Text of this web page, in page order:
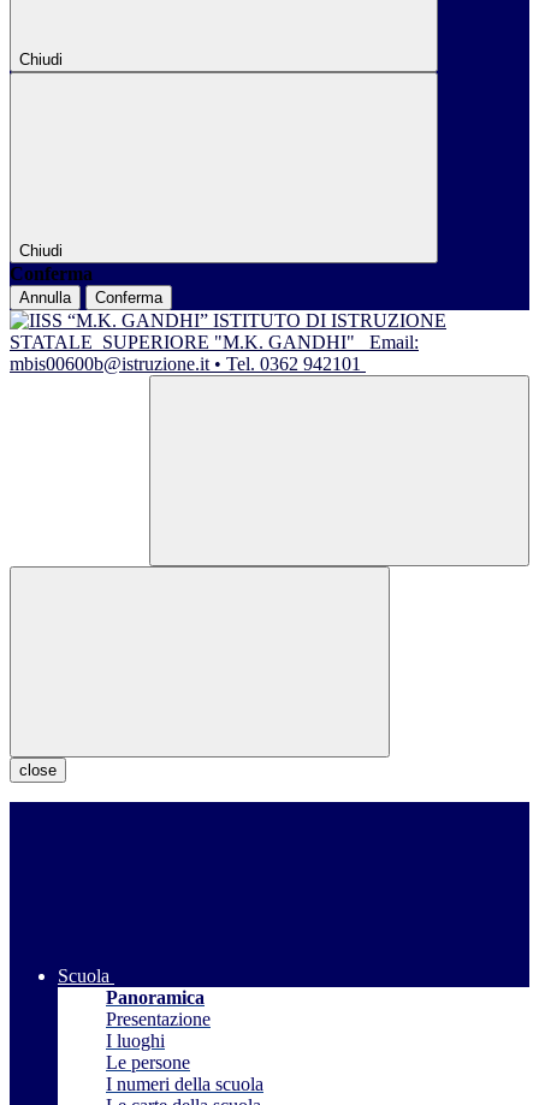
Chiudi
Chiudi
Conferma
Annulla Conferma
ISTITUTO DI ISTRUZIONE
STATALE SUPERIORE "M.K. GANDHI"
Email:
mbis00600b@istruzione.it • Tel. 0362 942101
close
Scuola
Panoramica
Presentazione
I luoghi
Le persone
I numeri della scuola